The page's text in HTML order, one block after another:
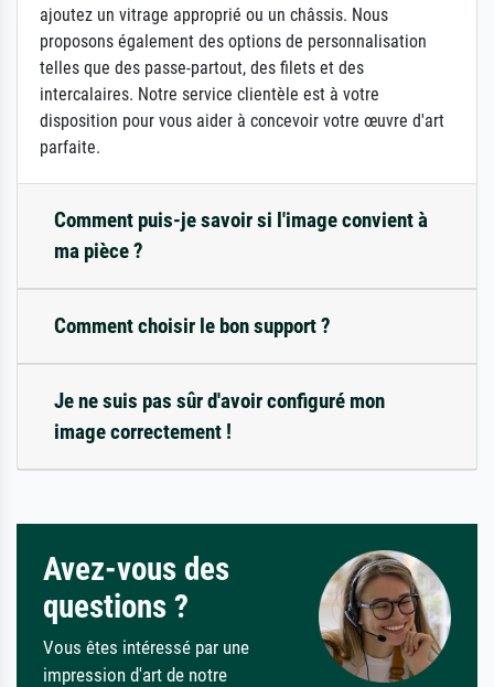
ajoutez un vitrage approprié ou un châssis. Nous
proposons également des options de personnalisation
telles que des passe-partout, des filets et des
intercalaires. Notre service clientèle est à votre
disposition pour vous aider à concevoir votre œuvre d'art
parfaite.
Comment puis-je savoir si l'image convient à
ma pièce ?
Comment choisir le bon support ?
Je ne suis pas sûr d'avoir configuré mon
image correctement !
Avez-vous des
questions ?
Vous êtes intéressé par une
impression d'art de notre